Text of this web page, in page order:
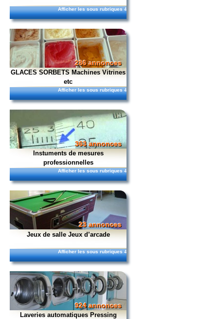
Afficher les sous rubriques 4
286 annonces
GLACES SORBETS Machines Vitrines
etc
Afficher les sous rubriques 4
363 annonces
Instuments de mesures
professionnelles
Afficher les sous rubriques 4
23 annonces
Jeux de salle Jeux d’arcade
Afficher les sous rubriques 4
924 annonces
Laveries automatiques Pressing